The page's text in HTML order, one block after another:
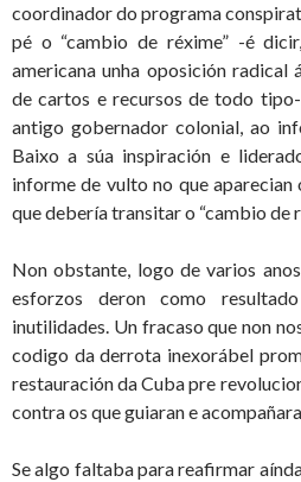
coordinador do programa
pé o “cambio de réxime” -é
americana unha oposición radical
de cartos e recursos de todo
antigo gobernador colonial, ao
Baixo a súa inspiración e
informe de vulto no que
que debería transitar o “cambio de
Non obstante, logo de varios
esforzos deron como
inutilidades. Un fracaso que non
codigo da derrota inexorábel
restauración da Cuba pre
contra os que guiaran e
Se algo faltaba para reafirmar